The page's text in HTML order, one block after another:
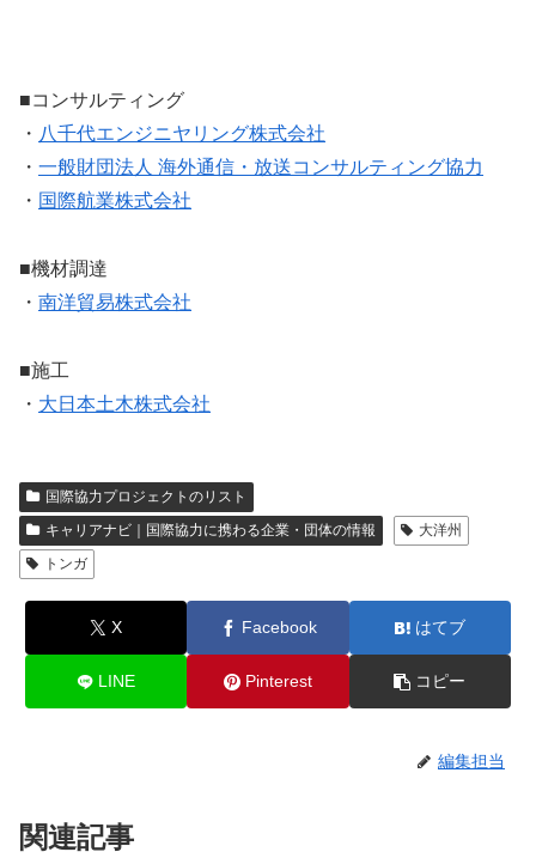
■コンサルティング
・ 八千代エンジニヤリング株式会社
・ 一般財団法人 海外通信・放送コンサルティング協力
・ 国際航業株式会社
■機材調達
・ 南洋貿易株式会社
■施工
・ 大日本土木株式会社
国際協力プロジェクトのリスト
キャリアナビ｜国際協力に携わる企業・団体の情報
大洋州
トンガ
X Facebook はてブ
LINE Pinterest コピー
編集担当
関連記事